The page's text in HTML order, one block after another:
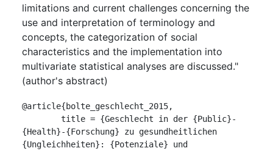
limitations and current challenges concerning the
use and interpretation of terminology and
concepts, the categorization of social
characteristics and the implementation into
multivariate statistical analyses are discussed."
(author's abstract)
@article{bolte_geschlecht_2015,
{Health}-{Forschung} zu gesundheitlichen
{Ungleichheiten}: {Potenziale} und